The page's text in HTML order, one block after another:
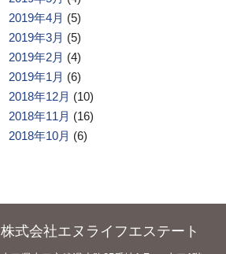
2019年4月 (5)
2019年3月 (5)
2019年2月 (4)
2019年1月 (6)
2018年12月 (10)
2018年11月 (16)
2018年10月 (6)
株式会社エヌライフエステート